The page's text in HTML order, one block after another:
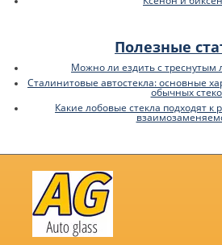
Полезные
Можно ли ездить с треснутым
Сталинитовые автостекла: основные
обычных
Какие лобовые стекла подходят к